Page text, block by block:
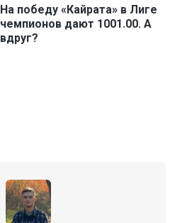
На победу «Кайрата» в Лиге
чемпионов дают 1001.00. А
вдруг?